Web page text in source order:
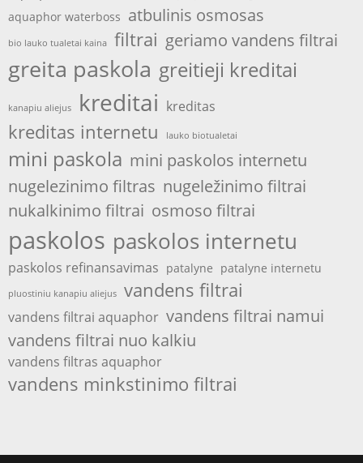
aquaphor waterboss atbulinis osmosas
bio lauko tualetai kaina filtrai geriamo vandens filtrai
greita paskola greitieji kreditai
kanapiu aliejus kreditai kreditas
kreditas internetu lauko biotualetai
mini paskola mini paskolos internetu
nugelezinimo filtras nugeležinimo filtrai
nukalkinimo filtrai osmoso filtrai
paskolos paskolos internetu
paskolos refinansavimas patalyne patalyne internetu
pluostiniu kanapiu aliejus vandens filtrai
vandens filtrai aquaphor vandens filtrai namui
vandens filtrai nuo kalkiu
vandens filtras aquaphor
vandens minkstinimo filtrai